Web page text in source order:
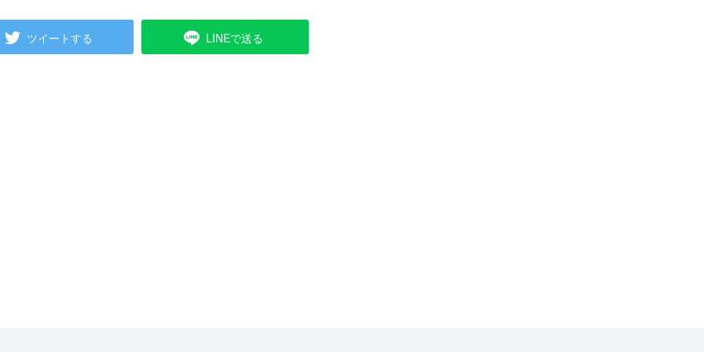
ツイートする LINEで送る